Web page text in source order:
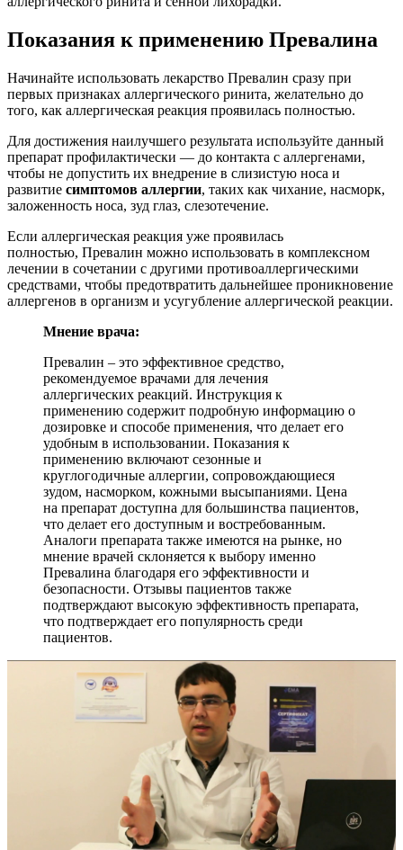
Показания к применению Превалина
Начинайте использовать лекарство Превалин сразу при
первых признаках аллергического ринита, желательно до
того, как аллергическая реакция проявилась полностью.
Для достижения наилучшего результата используйте данный
препарат профилактически — до контакта с аллергенами,
чтобы не допустить их внедрение в слизистую носа и
развитие симптомов аллергии, таких как чихание, насморк,
заложенность носа, зуд глаз, слезотечение.
Если аллергическая реакция уже проявилась
полностью, Превалин можно использовать в комплексном
лечении в сочетании с другими противоаллергическими
средствами, чтобы предотвратить дальнейшее проникновение
аллергенов в организм и усугубление аллергической реакции.
Мнение врача:
Превалин – это эффективное средство,
рекомендуемое врачами для лечения
аллергических реакций. Инструкция к
применению содержит подробную информацию о
дозировке и способе применения, что делает его
удобным в использовании. Показания к
применению включают сезонные и
круглогодичные аллергии, сопровождающиеся
зудом, насморком, кожными высыпаниями. Цена
на препарат доступна для большинства пациентов,
что делает его доступным и востребованным.
Аналоги препарата также имеются на рынке, но
мнение врачей склоняется к выбору именно
Превалина благодаря его эффективности и
безопасности. Отзывы пациентов также
подтверждают высокую эффективность препарата,
что подтверждает его популярность среди
пациентов.